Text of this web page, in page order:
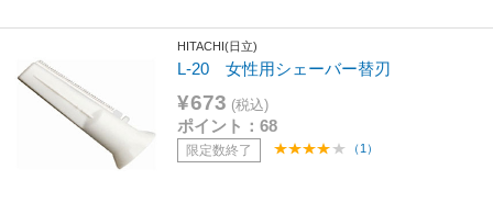
HITACHI(日立)
L-20 女性用シェーバー替刃
¥673 (税込)
ポイント：68
限定数終了 （1）